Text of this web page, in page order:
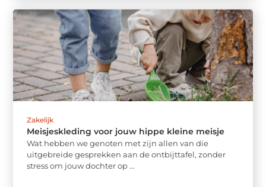
Zakelijk
Meisjeskleding voor jouw hippe kleine meisje
Wat hebben we genoten met zijn allen van die
uitgebreide gesprekken aan de ontbijttafel, zonder
stress om jouw dochter op ...